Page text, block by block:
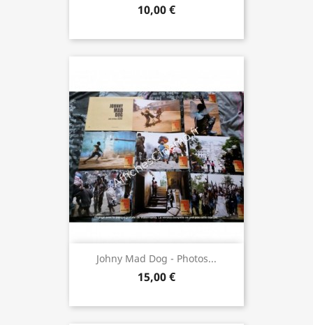
10,00 €
Johny Mad Dog - Photos...
15,00 €